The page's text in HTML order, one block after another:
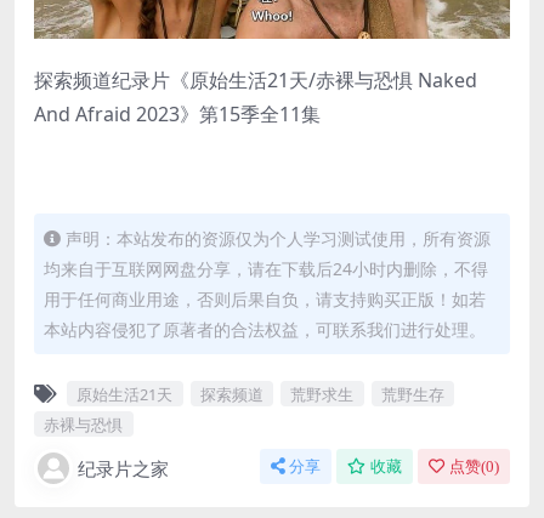
探索频道纪录片《原始生活21天/赤裸与恐惧 Naked
And Afraid 2023》第15季全11集
声明：本站发布的资源仅为个人学习测试使用，所有资源
均来自于互联网网盘分享，请在下载后24小时内删除，不得
用于任何商业用途，否则后果自负，请支持购买正版！如若
本站内容侵犯了原著者的合法权益，可联系我们进行处理。
原始生活21天 探索频道 荒野求生
荒野生存
赤裸与恐惧
纪录片之家 分享 收藏 点赞(0)